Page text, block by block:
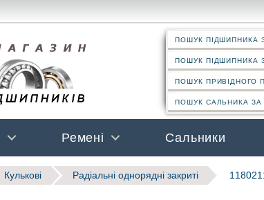
ПОШУК ПІДШИПНИКА
ПОШУК ПІДШИПНИКА
ПОШУК ПРИВІДНОГО
ПОШУК САЛЬНИКА ЗА
Ремені Сальники
Кулькові Радіальні однорядні закриті